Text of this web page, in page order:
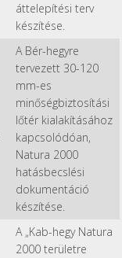
áttelepítési terv
készítése.
A Bér-hegyre
tervezett 30-120
mm-es
minőségbiztosítási
lőtér kialakításához
kapcsolódóan,
Natura 2000
hatásbecslési
dokumentáció
készítése.
A „Kab-hegy Natura
2000 területre